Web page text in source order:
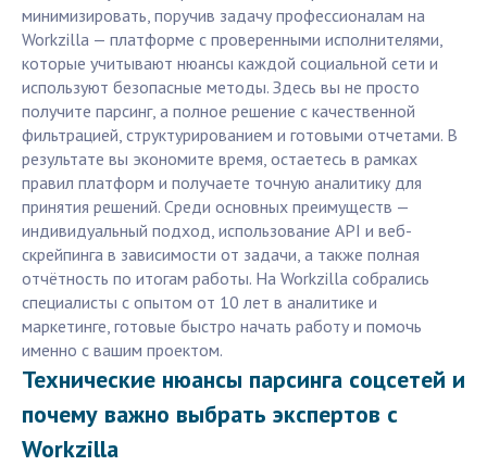
минимизировать, поручив задачу профессионалам на
Workzilla — платформе с проверенными исполнителями,
которые учитывают нюансы каждой социальной сети и
используют безопасные методы. Здесь вы не просто
получите парсинг, а полное решение с качественной
фильтрацией, структурированием и готовыми отчетами. В
результате вы экономите время, остаетесь в рамках
правил платформ и получаете точную аналитику для
принятия решений. Среди основных преимуществ —
индивидуальный подход, использование API и веб-
скрейпинга в зависимости от задачи, а также полная
отчётность по итогам работы. На Workzilla собрались
специалисты с опытом от 10 лет в аналитике и
маркетинге, готовые быстро начать работу и помочь
именно с вашим проектом.
Технические нюансы парсинга соцсетей и
почему важно выбрать экспертов с
Workzilla